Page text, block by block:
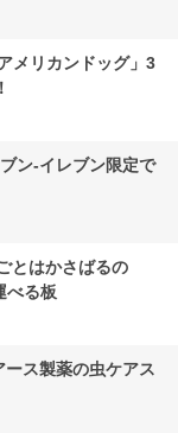
メリカンドッグ」3
ン‐イレブン限定で
とはかさばるの
べる板
ス製薬の虫ケアス